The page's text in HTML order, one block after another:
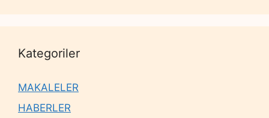
Kategoriler
MAKALELER
HABERLER